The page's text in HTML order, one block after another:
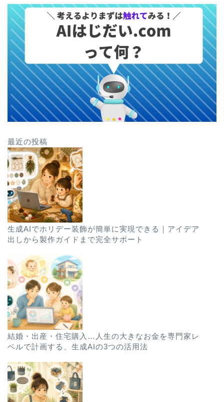
最近の投稿
生成AIでホリデー装飾が簡単に実現できる｜アイデア
出しから製作ガイドまで完全サポート
結婚・出産・住宅購入…人生の大きなお金を専門家レ
ベルで計画する、生成AIの3つの活用法